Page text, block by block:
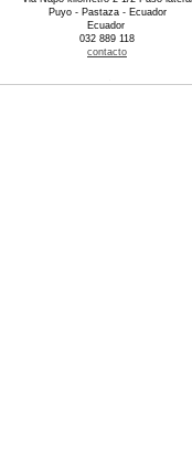
Puyo - Pastaza - Ecuador
Ecuador
032 889 118
contacto